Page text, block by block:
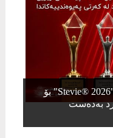
ئاسیاسێڵ پێنج خەڵاتی جیهانی لە "Stevie® 2026" بۆ
بەدەست